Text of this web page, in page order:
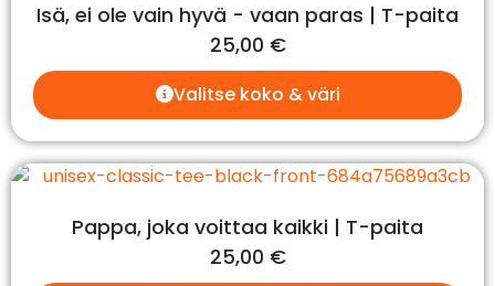
Isä, ei ole vain hyvä - vaan paras | T-paita
25,00 €
Valitse koko & väri
Pappa, joka voittaa kaikki | T-paita
25,00 €